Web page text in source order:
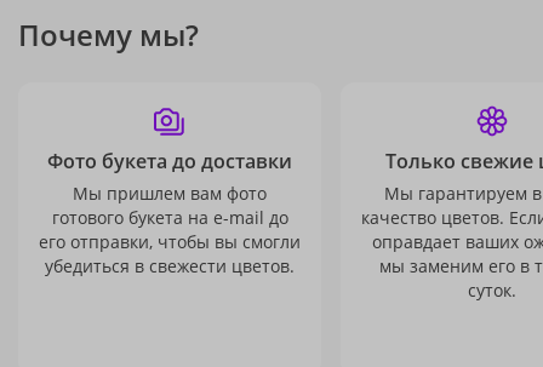
Почему мы?
Фото букета до доставки
Мы пришлем вам фото
готового букета на e-mail до
его отправки, чтобы вы смогли
убедиться в свежести цветов.
Только свежие
Мы гарантируем
качество цветов.
оправдает ваших
мы заменим его в
суток.